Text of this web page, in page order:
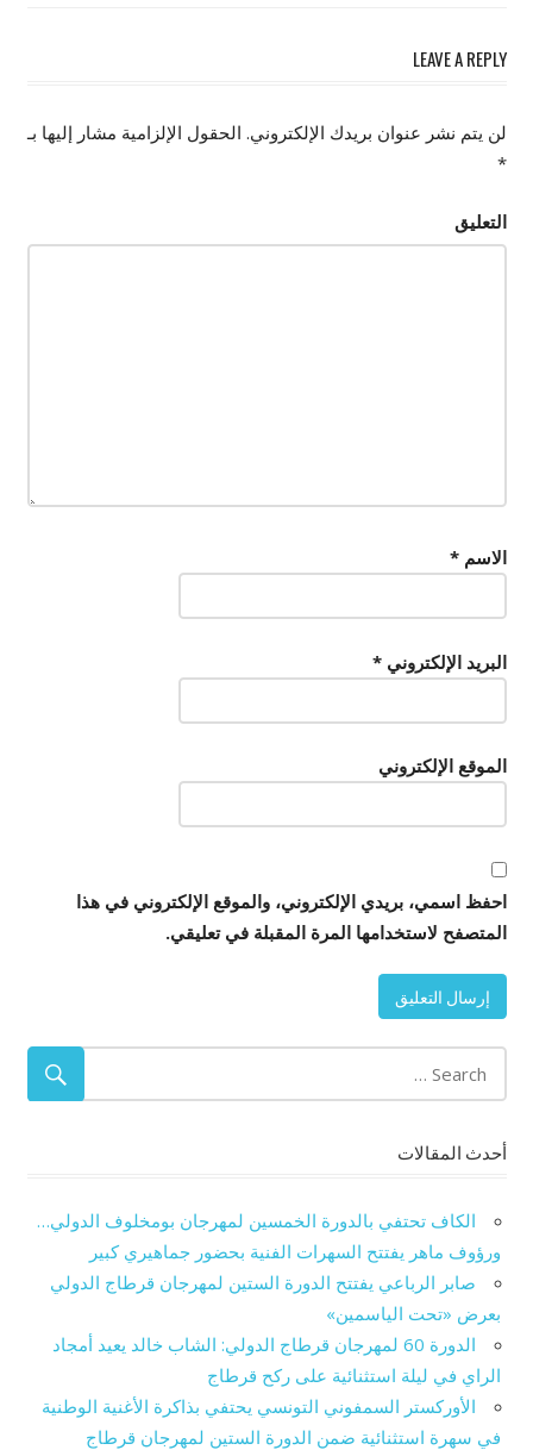
LEAVE A REPLY
لن يتم نشر عنوان بريدك الإلكتروني. الحقول الإلزامية مشار إليها بـ
*
التعليق
الاسم*
البريد الإلكتروني*
الموقع الإلكتروني
احفظ اسمي، بريدي الإلكتروني، والموقع الإلكتروني في هذا
المتصفح لاستخدامها المرة المقبلة في تعليقي.
أحدث المقالات
الكاف تحتفي بالدورة الخمسين لمهرجان بومخلوف الدولي…
ورؤوف ماهر يفتتح السهرات الفنية بحضور جماهيري كبير
صابر الرباعي يفتتح الدورة الستين لمهرجان قرطاج الدولي
بعرض «تحت الياسمين»
الدورة 60 لمهرجان قرطاج الدولي: الشاب خالد يعيد أمجاد
الراي في ليلة استثنائية على ركح قرطاج
الأوركستر السمفوني التونسي يحتفي بذاكرة الأغنية الوطنية
في سهرة استثنائية ضمن الدورة الستين لمهرجان قرطاج